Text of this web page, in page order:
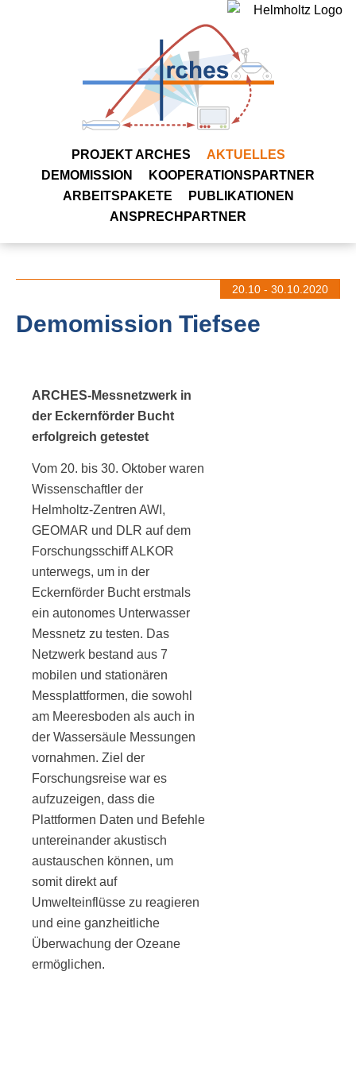
PROJEKT ARCHES
AKTUELLES
DEMOMISSION
KOOPERATIONSPARTNER
ARBEITSPAKETE
PUBLIKATIONEN
ANSPRECHPARTNER
20.10 - 30.10.2020
Demomission Tiefsee
ARCHES-Messnetzwerk in
der Eckernförder Bucht
erfolgreich getestet
Vom 20. bis 30. Oktober waren
Wissenschaftler der
Helmholtz-Zentren AWI,
GEOMAR und DLR auf dem
Forschungsschiff ALKOR
unterwegs, um in der
Eckernförder Bucht erstmals
ein autonomes Unterwasser
Messnetz zu testen. Das
Netzwerk bestand aus 7
mobilen und stationären
Messplattformen, die sowohl
am Meeresboden als auch in
der Wassersäule Messungen
vornahmen. Ziel der
Forschungsreise war es
aufzuzeigen, dass die
Plattformen Daten und Befehle
untereinander akustisch
austauschen können, um
somit direkt auf
Umwelteinflüsse zu reagieren
und eine ganzheitliche
Überwachung der Ozeane
ermöglichen.